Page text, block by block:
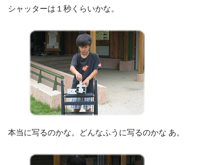
シャッターは１秒くらいかな。
本当に写るのかな。どんなふうに写るのかな あ。